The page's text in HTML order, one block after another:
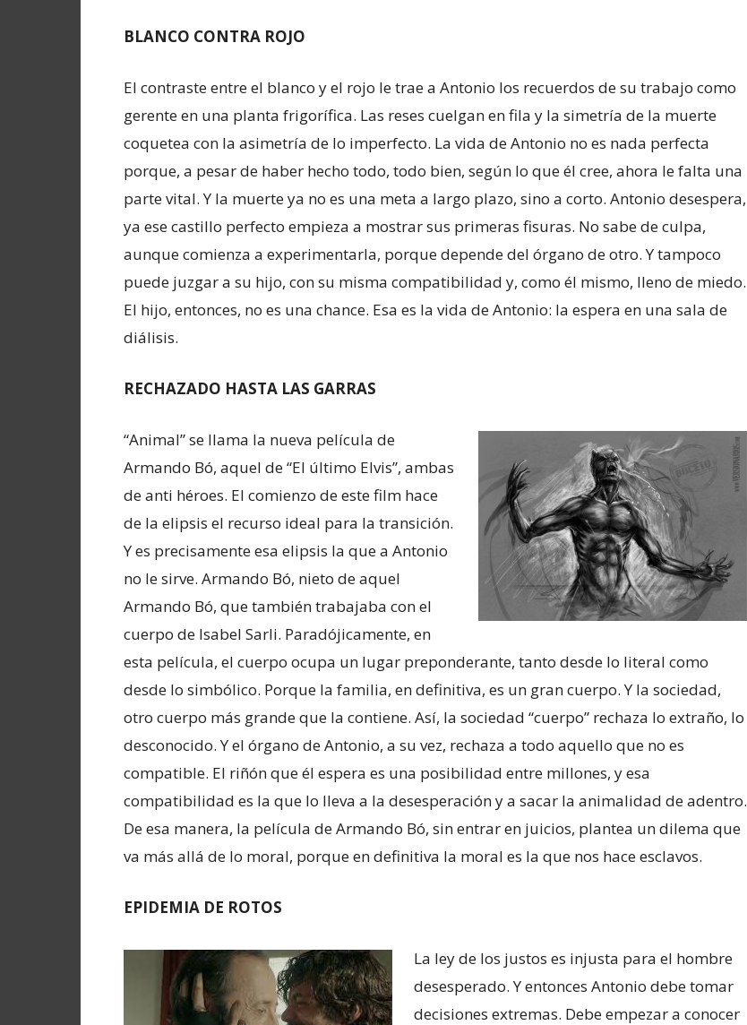
BLANCO CONTRA ROJO
El contraste entre el blanco y el rojo le trae a Antonio los recuerdos de su trabajo como
gerente en una planta frigorífica. Las reses cuelgan en fila y la simetría de la muerte
coquetea con la asimetría de lo imperfecto. La vida de Antonio no es nada perfecta
porque, a pesar de haber hecho todo, todo bien, según lo que él cree, ahora le falta una
parte vital. Y la muerte ya no es una meta a largo plazo, sino a corto. Antonio desespera,
ya ese castillo perfecto empieza a mostrar sus primeras fisuras. No sabe de culpa,
aunque comienza a experimentarla, porque depende del órgano de otro. Y tampoco
puede juzgar a su hijo, con su misma compatibilidad y, como él mismo, lleno de miedo.
El hijo, entonces, no es una chance. Esa es la vida de Antonio: la espera en una sala de
diálisis.
RECHAZADO HASTA LAS GARRAS
“Animal” se llama la nueva película de
Armando Bó, aquel de “El último Elvis”, ambas
de anti héroes. El comienzo de este film hace
de la elipsis el recurso ideal para la transición.
Y es precisamente esa elipsis la que a Antonio
no le sirve. Armando Bó, nieto de aquel
Armando Bó, que también trabajaba con el
cuerpo de Isabel Sarli. Paradójicamente, en
esta película, el cuerpo ocupa un lugar preponderante, tanto desde lo literal como
desde lo simbólico. Porque la familia, en definitiva, es un gran cuerpo. Y la sociedad,
otro cuerpo más grande que la contiene. Así, la sociedad “cuerpo” rechaza lo extraño, lo
desconocido. Y el órgano de Antonio, a su vez, rechaza a todo aquello que no es
compatible. El riñón que él espera es una posibilidad entre millones, y esa
compatibilidad es la que lo lleva a la desesperación y a sacar la animalidad de adentro.
De esa manera, la película de Armando Bó, sin entrar en juicios, plantea un dilema que
va más allá de lo moral, porque en definitiva la moral es la que nos hace esclavos.
EPIDEMIA DE ROTOS
La ley de los justos es injusta para el hombre
desesperado. Y entonces Antonio debe tomar
decisiones extremas. Debe empezar a conocer